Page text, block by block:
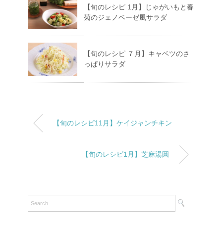
【旬のレシピ 1月】じゃがいもと春
菊のジェノベーゼ風サラダ
【旬のレシピ ７月】キャベツのさ
っぱりサラダ
【旬のレシピ11月】ケイジャンチキン
【旬のレシピ1月】芝麻湯圓